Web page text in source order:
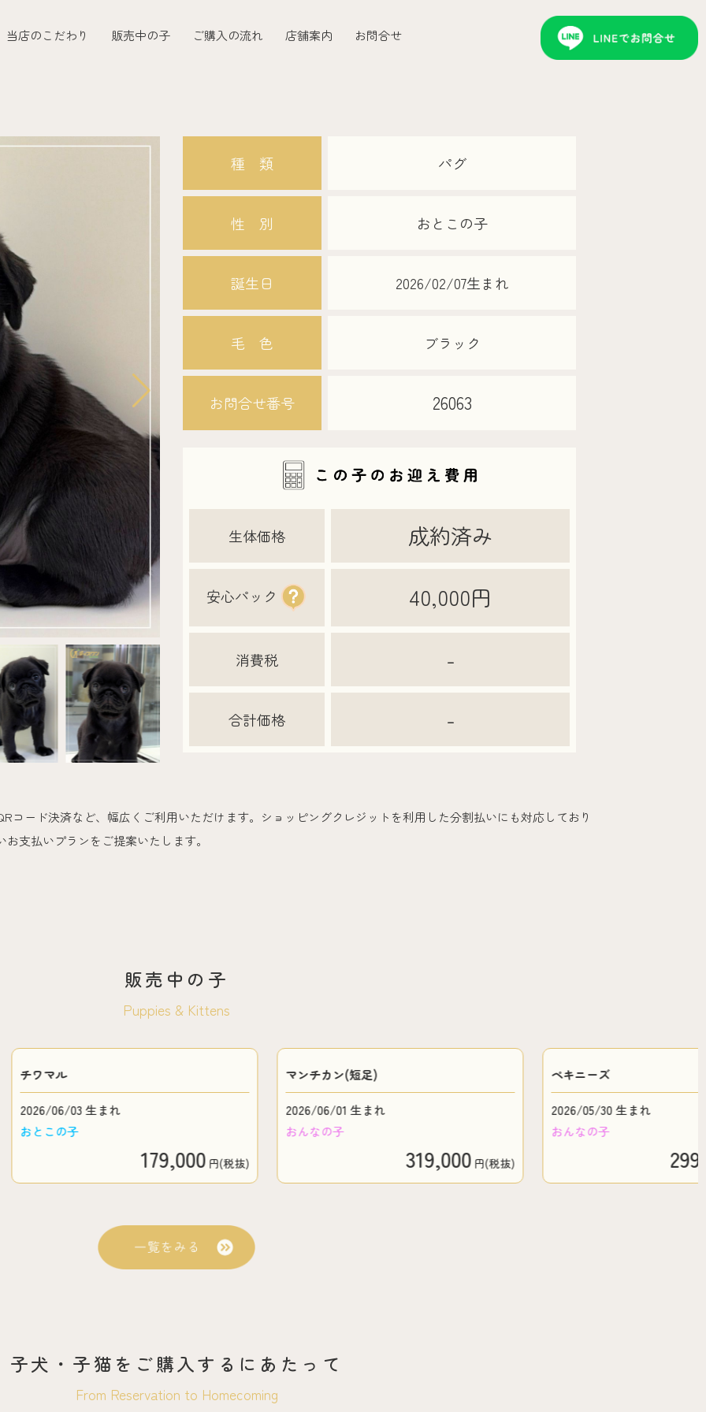
当店のこだわり 販売中の子 ご購入の流れ 店舗案内 お問合せ
種 類 パグ
性 別 おとこの子
誕生日 2026/02/07生まれ
毛 色 ブラック
お問合せ番号 26063
生体価格 成約済み
安心パック 40,000円
消費税 -
合計価格 -
コード決済など、幅広くご利用いただけます。ショッピングクレジットを利用した分割払いにも対応しており
支払いプランをご提案いたします。
販売中の子
Puppies & Kittens
ワマル
06/03 生まれ
とこの子
179,000円(税抜)
マンチカン(短足)
2026/06/01 生まれ
おんなの子
319,000円(税抜)
ペキニーズ
2026/05/30 生まれ
おんなの子
子犬・子猫を ご購入するにあたって
From Reservation to Homecoming